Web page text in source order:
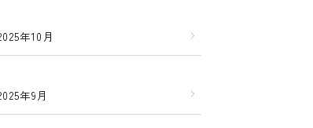
年10月
年9月